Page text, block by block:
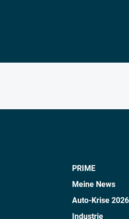
PRIME
Meine News
Auto-Krise 2026
Industrie